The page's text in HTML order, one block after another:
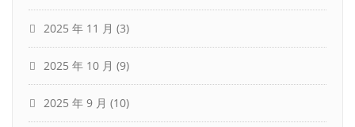
2025 年 11 月 (3)
2025 年 10 月 (9)
2025 年 9 月 (10)